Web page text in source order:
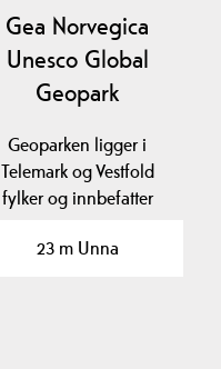
Gea Norvegica
Unesco Global
Geopark
Geoparken ligger i
Telemark og Vestfold
fylker og innbefatter
Kragerø,…
23 m Unna